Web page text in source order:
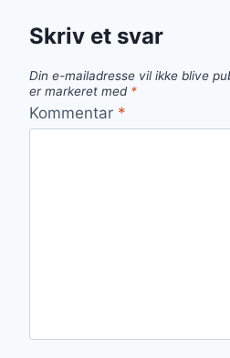
Skriv et svar
Din e-mailadresse vil ikke blive
er markeret med *
Kommentar *